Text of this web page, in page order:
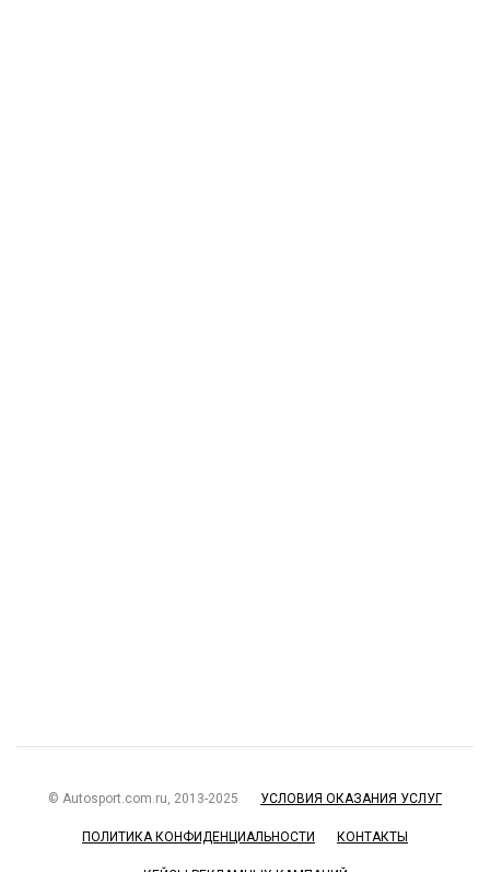
© Autosport.com.ru, 2013-2025 УСЛОВИЯ ОКАЗАНИЯ УСЛУГ
ПОЛИТИКА КОНФИДЕНЦИАЛЬНОСТИ КОНТАКТЫ